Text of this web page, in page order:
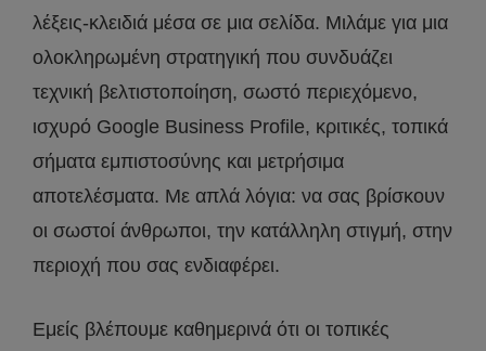
λέξεις-κλειδιά μέσα σε μια σελίδα. Μιλάμε για μια
ολοκληρωμένη στρατηγική που συνδυάζει
τεχνική βελτιστοποίηση, σωστό περιεχόμενο,
ισχυρό Google Business Profile, κριτικές, τοπικά
σήματα εμπιστοσύνης και μετρήσιμα
αποτελέσματα. Με απλά λόγια: να σας βρίσκουν
οι σωστοί άνθρωποι, την κατάλληλη στιγμή, στην
περιοχή που σας ενδιαφέρει.
Εμείς βλέπουμε καθημερινά ότι οι τοπικές